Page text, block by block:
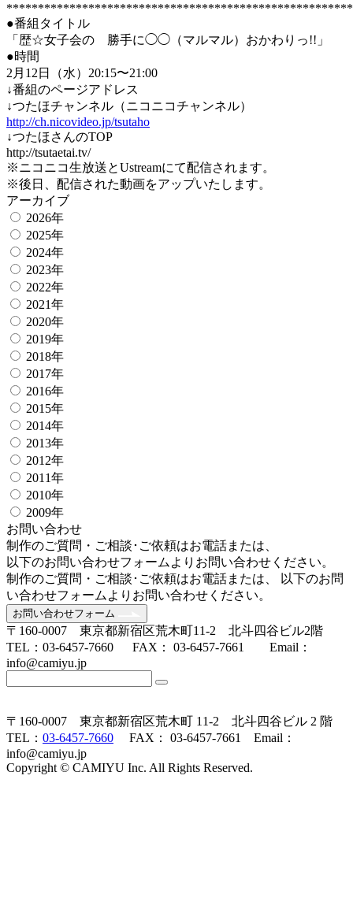
●番組タイトル
「歴☆女子会の 勝手に◯◯（マルマル）おかわりっ!!」
●時間
2月12日（水）20:15〜21:00
↓番組のページアドレス
↓つたほチャンネル（ニコニコチャンネル）
http://ch.nicovideo.jp/tsutaho
↓つたほさんのTOP
http://tsutaetai.tv/
※ニコニコ生放送とUstreamにて配信されます。
※後日、配信された動画をアップいたします。
アーカイブ
2026年
2025年
2024年
2023年
2022年
2021年
2020年
2019年
2018年
2017年
2016年
2015年
2014年
2013年
2012年
2011年
2010年
2009年
お問い合わせ
制作のご質問・ご相談･ご依頼はお電話または、
以下のお問い合わせフォームよりお問い合わせください。
制作のご質問・ご相談･ご依頼はお電話または、 以下のお問
い合わせフォームよりお問い合わせください。
お問い合わせフォーム
〒160-0007 東京都新宿区荒木町11-2 北斗四谷ビル2階
TEL：03-6457-7660 FAX： 03-6457-7661 Email：
info@camiyu.jp
〒160-0007 東京都新宿区荒木町 11-2 北斗四谷ビル 2 階
TEL： 03-6457-7660 FAX： 03-6457-7661 Email：
info@camiyu.jp
Copyright © CAMIYU Inc. All Rights Reserved.